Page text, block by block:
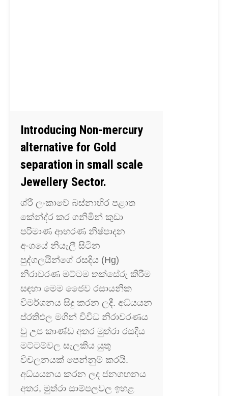
Introducing Non-mercury
alternative for Gold
separation in small scale
Jewellery Sector.
ශ්රී ලංකාවේ බස්නාහිර පළාත
කේන්ද්ර කර ගනිමින් කුඩා
පරිමාණ ආභරණ නිෂ්පාදන
අංශයේ නියැලී සිටින
පුද්ගලයින්ගේ රසදිය (Hg)
නිරාවරණ මට්ටම තක්සේරු කිරීම
සඳහා මෙම ජෛව රසායනික
විමර්ශනය සිදු කරන ලදී. අධ්යයන
ප්රතිඵල මගින් විවිධ නිරාවරණය
වු උප කාණ්ඩ අතර මුත්රා රසදිය
මට්ටම්වල සැලකිය යුතු
විචලනයක් පෙන්නුම් කරයි.
අධ්යයනය කරන ලද ජනගහනය
අතර, මුත්රා සාම්පලවල ඉහළ